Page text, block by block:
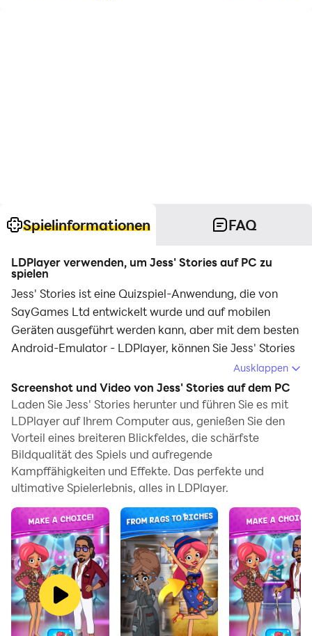
Spielinformationen FAQ
LDPlayer verwenden, um Jess' Stories auf PC zu
spielen
Jess' Stories ist eine Quizspiel-Anwendung, die von
SayGames Ltd entwickelt wurde und auf mobilen
Geräten ausgeführt werden kann, aber mit dem besten
Android-Emulator - LDPlayer, können Sie Jess' Stories
herunterladen und auf Ihrem Computer ausführen.
Beim Ausführen von Jess' Stories auf Ihrem Computer
können Sie auf einem großen Bildschirm klar
navigieren, und das Steuern von Anwendungen mit
Maus und Tastatur ist viel schneller als das Berühren
des Bildschirms, und Sie müssen sich nie um die
Leistung Ihres Geräts sorgen.
Dank der Multi-Instanz- und
Synchronisationsfunktionen können Sie auch mehrere
Apps und Konten auf Ihrem Computer ausführen.
Die Funktion zum Übertragen von Dateien zwischen
dem Emulator und dem Computer erleichtert auch das
Teilen von Fotos, Videos und Dateien.
Ausklappen
Screenshot und Video von Jess' Stories auf dem PC
Laden Sie Jess' Stories herunter und führen Sie es mit
LDPlayer auf Ihrem Computer aus, genießen Sie den
Vorteil eines breiteren Blickfeldes, die schärfste
Bildqualität des Spiels und aufregende
Kampffähigkeiten und Effekte. Das perfekte und
ultimative Spielerlebnis, alles in LDPlayer.